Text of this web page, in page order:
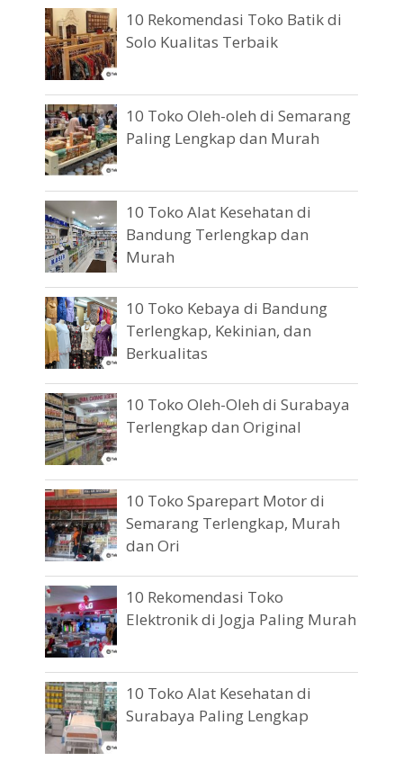
10 Rekomendasi Toko Batik di
Solo Kualitas Terbaik
10 Toko Oleh-oleh di Semarang
Paling Lengkap dan Murah
10 Toko Alat Kesehatan di
Bandung Terlengkap dan
Murah
10 Toko Kebaya di Bandung
Terlengkap, Kekinian, dan
Berkualitas
10 Toko Oleh-Oleh di Surabaya
Terlengkap dan Original
10 Toko Sparepart Motor di
Semarang Terlengkap, Murah
dan Ori
10 Rekomendasi Toko
Elektronik di Jogja Paling Murah
10 Toko Alat Kesehatan di
Surabaya Paling Lengkap